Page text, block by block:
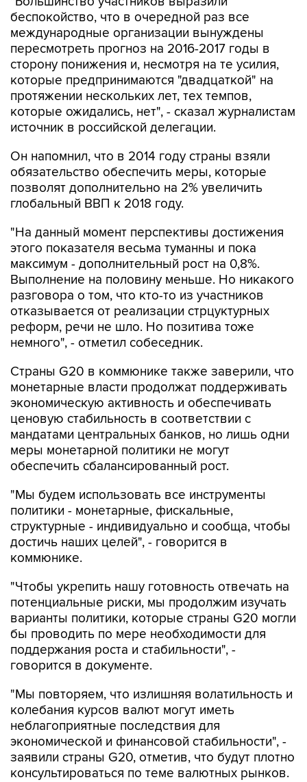
беспокойство, что в очередной раз все
международные организации вынуждены
пересмотреть прогноз на 2016-2017 годы в
сторону понижения и, несмотря на те усилия,
которые предпринимаются "двадцаткой" на
протяжении нескольких лет, тех темпов,
которые ожидались, нет", - сказал журналистам
источник в российской делегации.
Он напомнил, что в 2014 году страны взяли
обязательство обеспечить меры, которые
позволят дополнительно на 2% увеличить
глобальный ВВП к 2018 году.
"На данный момент перспективы достижения
этого показателя весьма туманны и пока
максимум - дополнительный рост на 0,8%.
Выполнение на половину меньше. Но никакого
разговора о том, что кто-то из участников
отказывается от реализации стрцуктурных
реформ, речи не шло. Но позитива тоже
немного", - отметил собеседник.
Страны G20 в коммюнике также заверили, что
монетарные власти продолжат поддерживать
экономическую активность и обеспечивать
ценовую стабильность в соответствии с
мандатами центральных банков, но лишь одни
меры монетарной политики не могут
обеспечить сбалансированный рост.
"Мы будем использовать все инструменты
политики - монетарные, фискальные,
структурные - индивидуально и сообща, чтобы
достичь наших целей", - говорится в
коммюнике.
"Чтобы укрепить нашу готовность отвечать на
потенциальные риски, мы продолжим изучать
варианты политики, которые страны G20 могли
бы проводить по мере необходимости для
поддержания роста и стабильности", -
говорится в документе.
"Мы повторяем, что излишняя волатильность и
колебания курсов валют могут иметь
неблагоприятные последствия для
экономической и финансовой стабильности", -
заявили страны G20, отметив, что будут плотно
консультироваться по теме валютных рынков.